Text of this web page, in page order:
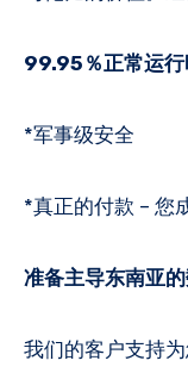
99.95％正常运
*军事级安全
*真正的付款 – 您
准备主导东南亚
我们的客户支持